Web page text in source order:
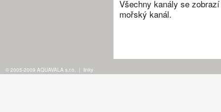
Všechny kanály se
mořský kanál.
© 2005-2009 AQUAVALA s.r.o. | linky